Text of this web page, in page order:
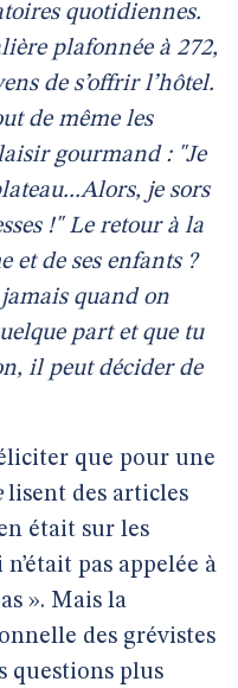
quotidiennes.
plafonnée à 272,
de s’offrir l’hôtel.
de même les
gourmand : "Je
je sors
!" Le retour à la
et de ses enfants ?
quand on
part et que tu
il peut décider de
que pour une
lisent des articles
était sur les
pas appelée à
». Mais la
des grévistes
questions plus